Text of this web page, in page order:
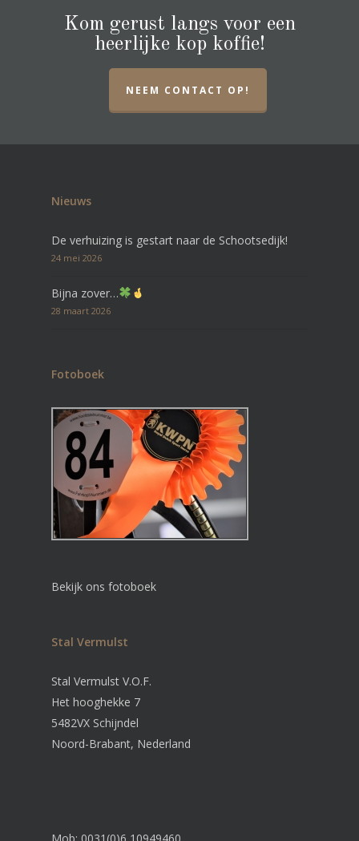
Kom gerust langs voor een
heerlijke kop koffie!
NEEM CONTACT OP!
Nieuws
De verhuizing is gestart naar de Schootsedijk!
24 mei 2026
Bijna zover…
28 maart 2026
Fotoboek
Bekijk ons fotoboek
Stal Vermulst
Stal Vermulst V.O.F.
Het hooghekke 7
5482VX Schijndel
Noord-Brabant, Nederland